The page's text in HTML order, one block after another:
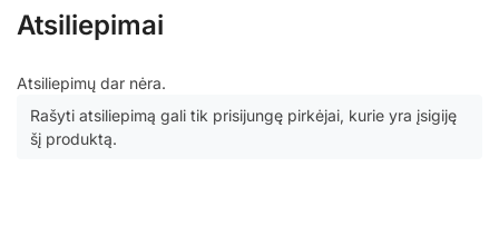
Atsiliepimai
Atsiliepimų dar nėra.
Rašyti atsiliepimą gali tik prisijungę pirkėjai, kurie yra įsigiję
šį produktą.